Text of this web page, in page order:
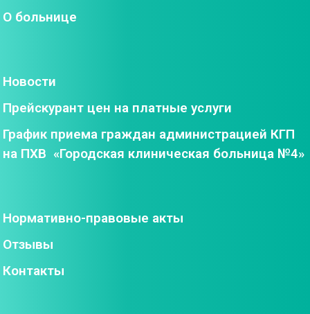
О больнице
Новости
Прейскурант цен на платные услуги
График приема граждан администрацией КГП
на ПХВ «Городская клиническая больница №4»
Нормативно-правовые акты
Отзывы
Контакты